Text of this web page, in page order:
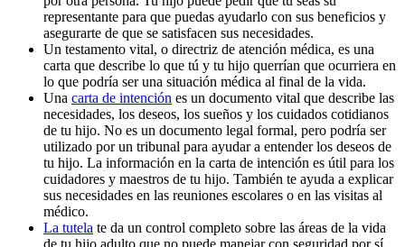
representante para que puedas ayudarlo con sus beneficios y
asegurarte de que se satisfacen sus necesidades.
Un testamento vital, o directriz de atención médica, es una
carta que describe lo que tú y tu hijo querrían que ocurriera en
lo que podría ser una situación médica al final de la vida.
Una carta de intención es un documento vital que describe las
necesidades, los deseos, los sueños y los cuidados cotidianos
de tu hijo. No es un documento legal formal, pero podría ser
utilizado por un tribunal para ayudar a entender los deseos de
tu hijo. La información en la carta de intención es útil para los
cuidadores y maestros de tu hijo. También te ayuda a explicar
sus necesidades en las reuniones escolares o en las visitas al
médico.
La tutela te da un control completo sobre las áreas de la vida
de tu hijo adulto que no puede manejar con seguridad por sí